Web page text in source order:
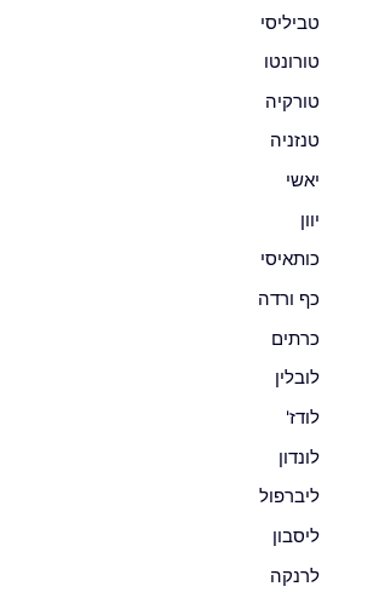
טביליסי
טורונטו
טורקיה
טנזניה
יאשי
יוון
כותאיסי
כף ורדה
כרתים
לובלין
לודז'
לונדון
ליברפול
ליסבון
לרנקה